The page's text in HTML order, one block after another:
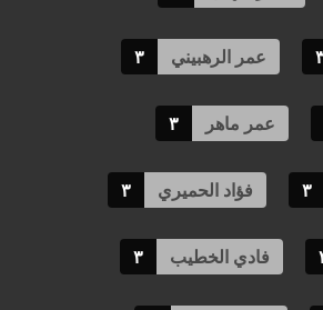
عمر الرهبيني ٣
عمر ماهر ٣
٣ فؤاد الحميري ٣
فادي الخطيب ٣